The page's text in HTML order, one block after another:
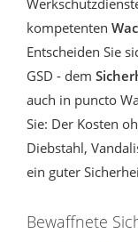
kompetenten
Entscheiden Sie
GSD - dem
auch in puncto
Sie: Der Kosten
Diebstahl,
ein guter
Bewaffnete